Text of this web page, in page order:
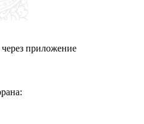
приложение